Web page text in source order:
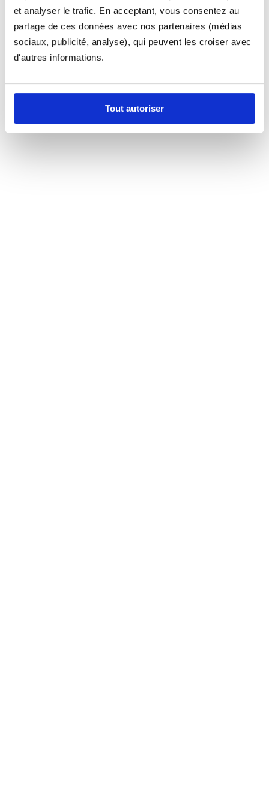
et analyser le trafic. En acceptant, vous consentez au
partage de ces données avec nos partenaires (médias
sociaux, publicité, analyse), qui peuvent les croiser avec
d'autres informations.
Tout autoriser